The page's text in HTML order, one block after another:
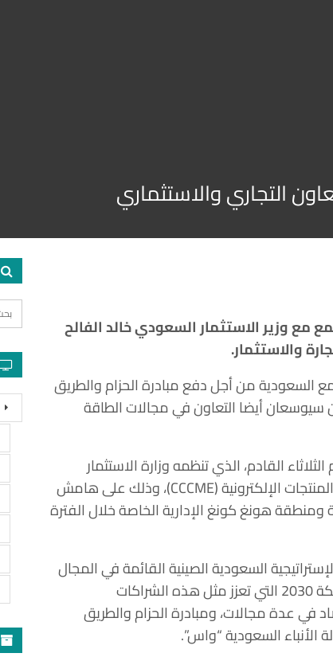
التجاري والاستثماري
مع وزير الاستثمار السعودي خالد الفالح
والاستثمار.
السعودية من أجل دفع مبادرة الحزام والطريق
أن البلدين سيوسعان أيضا التعاون في مجالات الطاقة
القادم، الذي تنظمه وزارة الاستثمار
بتنسيق مع غرفة التجارة الصينية لاستيراد وتصدير الآلات والمنتجات الإلكترونية (CCCME)، وذلك على هامش
ومنطقة هونغ كونغ الإدارية الخاصة خلال الفترة
السعودية الصينية القائمة في المجال
الاقتصادي والاستثماري والتجاري، تحت مظلة رؤية المملكة 2030 التي تعزز مثل هذه الشراكات
في عدة مجالات، ومبادرة الحزام والطريق
الأنباء السعودية “واس”.